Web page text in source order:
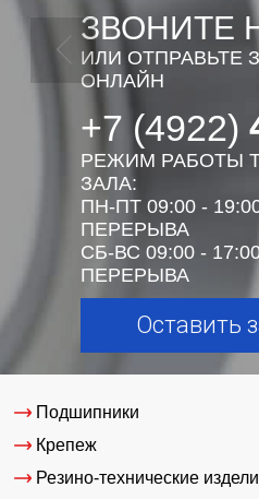
ЗВОНИТЕ
ИЛИ ОТПРАВЬТЕ
ОНЛАЙН
+7 (4922)
РЕЖИМ РАБОТЫ
ЗАЛА:
ПН-ПТ 09:00 -
ПЕРЕРЫВА
СБ-ВС 09:00 -
ПЕРЕРЫВА
Оставить
Подшипники
Крепеж
Резино-технические